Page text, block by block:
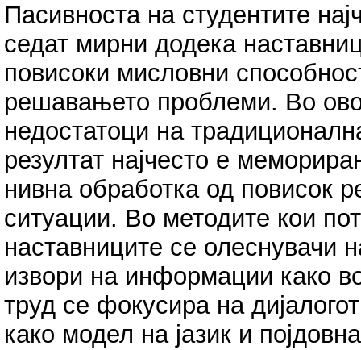
Пасивноста на студентите
седат мирни додека
повисоки мисловни
решавањето проблеми. Во
недостатоци на
резултат најчесто е
нивна обработка од повисок
ситуации. Во методите кои
наставниците се олеснувачи
извори на информации како
труд се фокусира на
како модел на јазик и